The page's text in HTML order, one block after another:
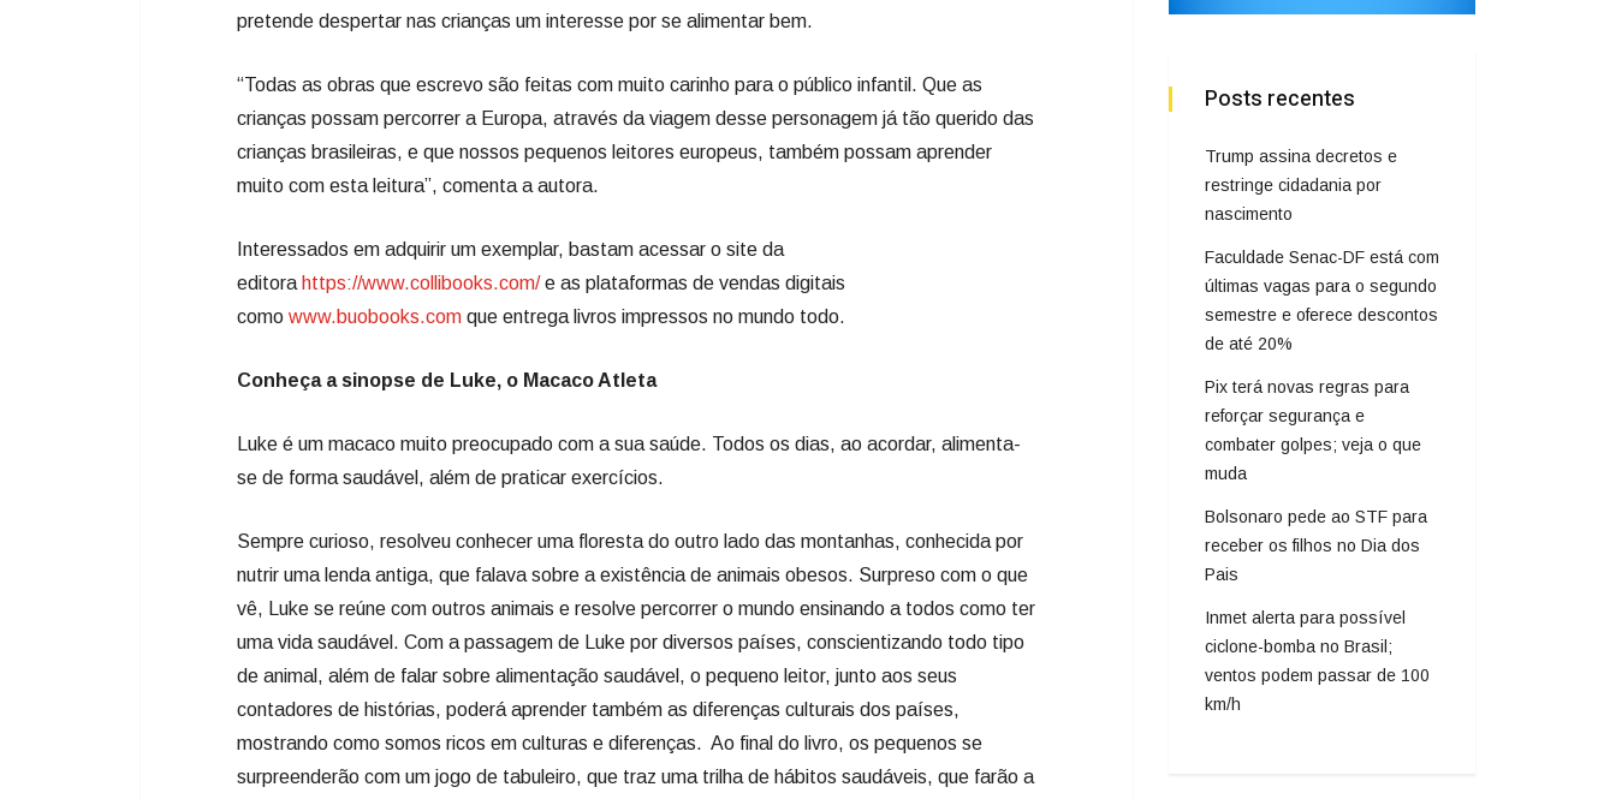
pretende despertar nas crianças um interesse por se alimentar bem.
“Todas as obras que escrevo são feitas com muito carinho para o público infantil. Que as
crianças possam percorrer a Europa, através da viagem desse personagem já tão querido das
crianças brasileiras, e que nossos pequenos leitores europeus, também possam aprender
muito com esta leitura”, comenta a autora.
Interessados em adquirir um exemplar, bastam acessar o site da
editora https://www.collibooks.com/e as plataformas de vendas digitais
como www.buobooks.com que entrega livros impressos no mundo todo.
Conheça a sinopse de Luke, o Macaco Atleta
Luke é um macaco muito preocupado com a sua saúde. Todos os dias, ao acordar, alimenta-
se de forma saudável, além de praticar exercícios.
Sempre curioso, resolveu conhecer uma floresta do outro lado das montanhas, conhecida por
nutrir uma lenda antiga, que falava sobre a existência de animais obesos. Surpreso com o que
vê, Luke se reúne com outros animais e resolve percorrer o mundo ensinando a todos como ter
uma vida saudável. Com a passagem de Luke por diversos países, conscientizando todo tipo
de animal, além de falar sobre alimentação saudável, o pequeno leitor, junto aos seus
contadores de histórias, poderá aprender também as diferenças culturais dos países,
mostrando como somos ricos em culturas e diferenças. Ao final do livro, os pequenos se
surpreenderão com um jogo de tabuleiro, que traz uma trilha de hábitos saudáveis, que farão a
Posts recentes
Trump assina decretos e
restringe cidadania por
nascimento
Faculdade Senac-DF está com
últimas vagas para o segundo
semestre e oferece descontos
de até 20%
Pix terá novas regras para
reforçar segurança e
combater golpes; veja o que
muda
Bolsonaro pede ao STF para
receber os filhos no Dia dos
Pais
Inmet alerta para possível
ciclone-bomba no Brasil;
ventos podem passar de 100
km/h